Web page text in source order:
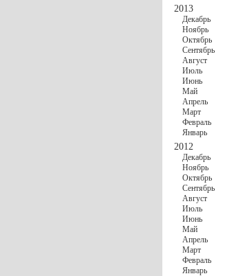
2013
Декабрь
Ноябрь
Октябрь
Сентябрь
Август
Июль
Июнь
Май
Апрель
Март
Февраль
Январь
2012
Декабрь
Ноябрь
Октябрь
Сентябрь
Август
Июль
Июнь
Май
Апрель
Март
Февраль
Январь